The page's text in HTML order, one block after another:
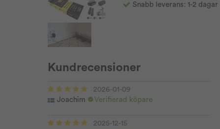
Snabb leverans: 1-2 dagar
Kundrecensioner
2026-01-09
Joachim
Verifierad köpare
2025-12-15